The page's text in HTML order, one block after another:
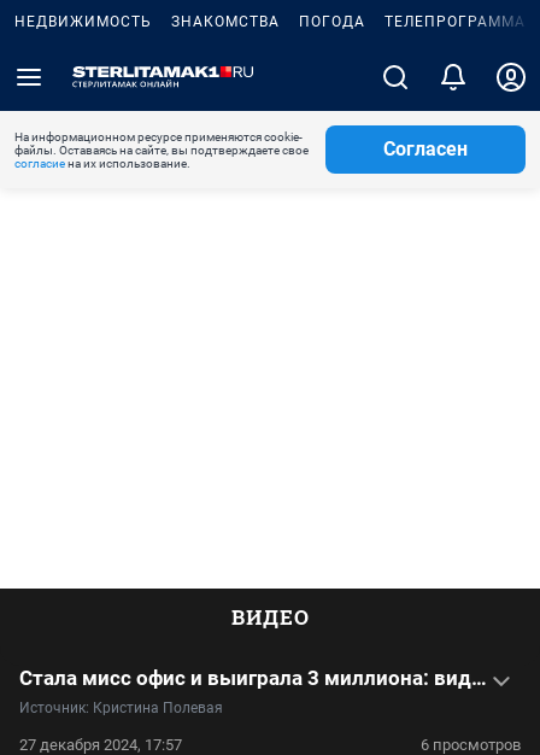
НЕДВИЖИМОСТЬ ЗНАКОМСТВА ПОГОДА ТЕЛЕПРОГРАММА
На информационном ресурсе применяются cookie-
файлы. Оставаясь на сайте, вы подтверждаете свое
согласиена их использование.
Согласен
ВИДЕО
Стала мисс офис и выиграла 3 миллиона: видео
Источник: Кристина Полевая
27 декабря 2024, 17:57 6 просмотров